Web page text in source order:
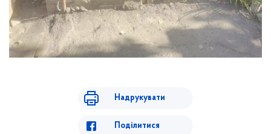
Надрукувати
Поділитися